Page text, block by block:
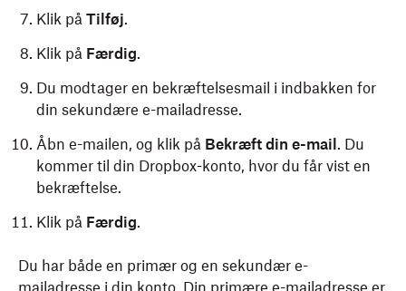
Klik på Tilføj.
Klik på Færdig.
Du modtager en bekræftelsesmail i indbakken for
din sekundære e-mailadresse.
Åbn e-mailen, og klik på Bekræft din e-mail . Du
kommer til din Dropbox-konto, hvor du får vist en
bekræftelse.
Klik på Færdig.
Du har både en primær og en sekundær e-
mailadresse i din konto. Din primære e-mailadresse er